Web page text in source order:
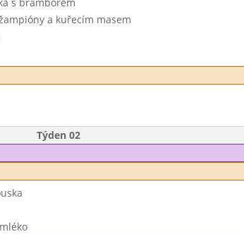
a kuřecím masem
Týden 02